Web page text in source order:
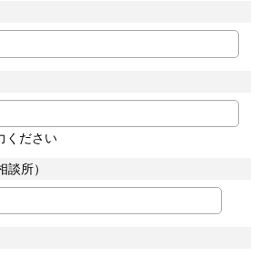
ください
所）